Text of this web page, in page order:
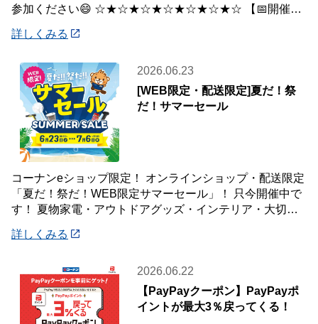
参加ください😄 ☆★☆★☆★☆★☆★☆★☆ 【📅開催日
詳しくみる
2026.06.23
[WEB限定・配送限定]夏だ！祭
だ！サマーセール
コーナンeショップ限定！ オンラインショップ・配送限定
「夏だ！祭だ！WEB限定サマーセール」！ 只今開催中で
す！ 夏物家電・アウトドアグッズ・インテリア・大切な
詳しくみる
2026.06.22
【PayPayクーポン】PayPayポ
イントが最大3％戻ってくる！